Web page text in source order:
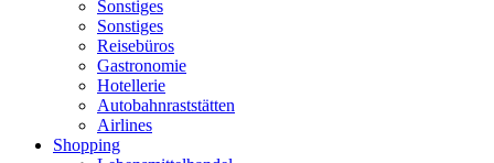
Sonstiges
Sonstiges
Reisebüros
Gastronomie
Hotellerie
Autobahnraststätten
Airlines
Shopping